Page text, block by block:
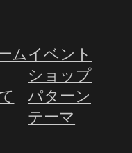
ムイベント
ショップ
パターン
テーマ